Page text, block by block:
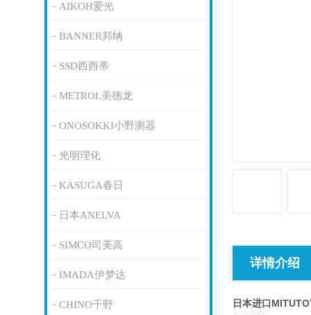
AIKOH爱光
BANNER邦纳
SSD西西蒂
METROL美德龙
ONOSOKKI小野测器
光明理化
KASUGA春日
日本ANELVA
SIMCO司美高
IMADA伊梦达
CHINO千野
详情介绍
日本进口